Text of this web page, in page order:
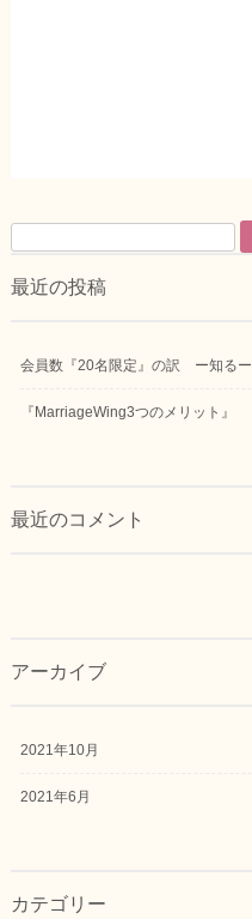
検
索:
最近の投稿
会員数『20名限定』の訳 ー知るー
『MarriageWing3つのメリット』
最近のコメント
アーカイブ
2021年10月
2021年6月
カテゴリー